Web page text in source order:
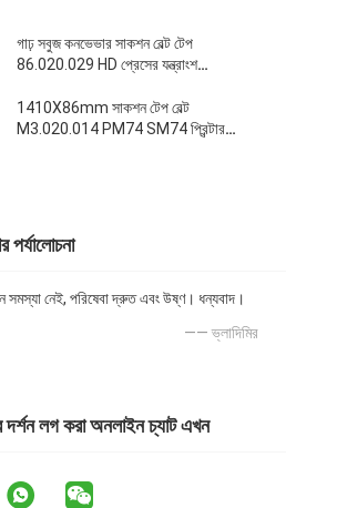
গাঢ় সবুজ কনভেভার সাকশন বেল্ট টেপ
86.020.029 HD প্রেসের যন্ত্রাংশ
1410X86mm সাকশন টেপ বেল্ট
M3.020.014 PM74 SM74 প্রিন্টার
পর্যালোচনা
সমস্যা নেই, পরিষেবা দ্রুত এবং উষ্ণ। ধন্যবাদ।
—— ভ্লাদিমির
দর্শন লগ করা অনলাইন চ্যাট এখন